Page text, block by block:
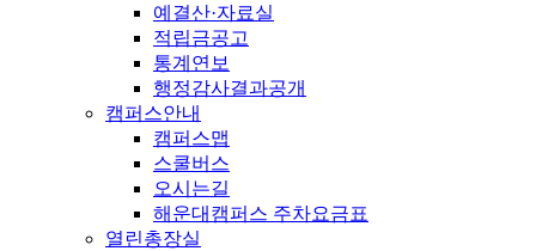
예결산·자료실
적립금공고
통계연보
행정감사결과공개
캠퍼스안내
캠퍼스맵
스쿨버스
오시는길
해운대캠퍼스 주차요금표
열린총장실